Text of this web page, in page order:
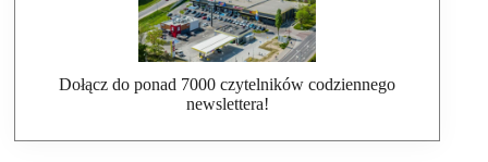
Dołącz do ponad 7000 czytelników codziennego
newslettera!